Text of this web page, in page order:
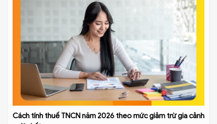
Cách tính thuế TNCN năm 2026 theo mức giảm trừ gia cảnh